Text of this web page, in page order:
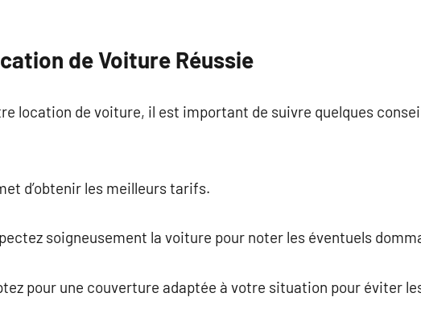
de Voiture Réussie
location de voiture, il est important de suivre quelques
d’obtenir les meilleurs tarifs.
soigneusement la voiture pour noter les éventuels
pour une couverture adaptée à votre situation pour éviter